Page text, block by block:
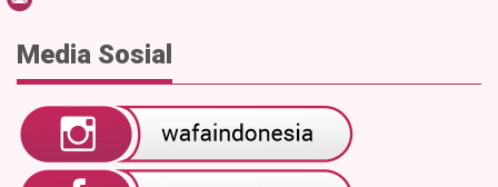
Media Sosial